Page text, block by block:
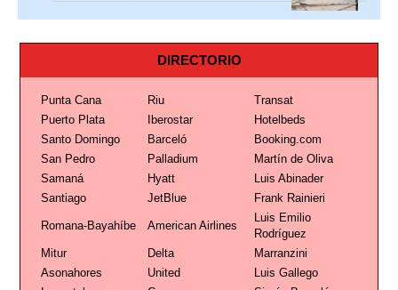
DIRECTORIO
Punta Cana Riu
Transat
Puerto Plata
Iberostar
Hotelbeds
Santo Domingo
Barceló
Booking.com
San Pedro
Palladium
Martín de Oliva
Samaná
Hyatt
Luis Abinader
Santiago
JetBlue Frank Rainieri
Romana-Bayahíbe American Airlines
Luis Emilio
Rodríguez
Mitur
Delta
Marranzini
Asonahores
United
Luis Gallego